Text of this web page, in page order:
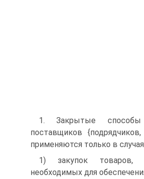
1. Закрытые способы
поставщиков {подрядчиков,
применяются только в
1) закупок товаров,
необходимых для